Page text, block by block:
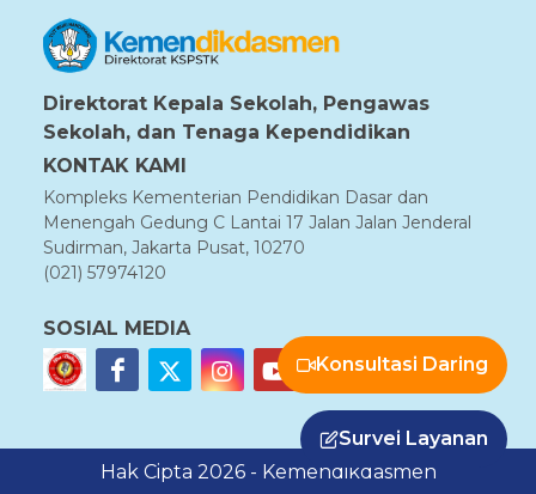
Direktorat Kepala Sekolah, Pengawas
Sekolah, dan Tenaga Kependidikan
KONTAK KAMI
Kompleks Kementerian Pendidikan Dasar dan
Menengah Gedung C Lantai 17 Jalan Jalan Jenderal
Sudirman, Jakarta Pusat, 10270
(021) 57974120
SOSIAL MEDIA
Hak Cipta 2026 - Kemendikdasmen
Konsultasi Daring
Survei Layanan